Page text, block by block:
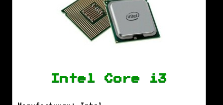
Intel Core i3